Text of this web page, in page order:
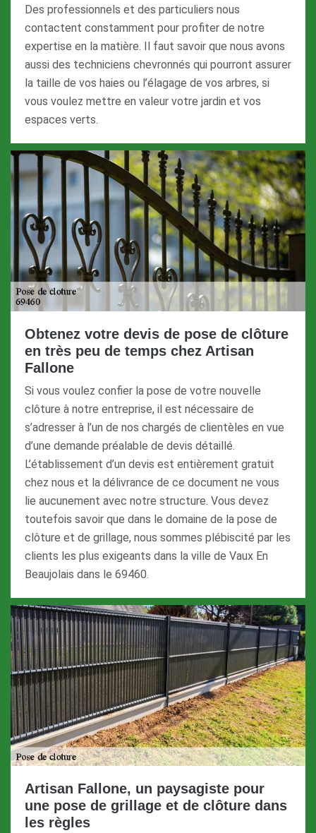
Des professionnels et des particuliers nous
contactent constamment pour profiter de notre
expertise en la matière. Il faut savoir que nous avons
aussi des techniciens chevronnés qui pourront assurer
la taille de vos haies ou l’élagage de vos arbres, si
vous voulez mettre en valeur votre jardin et vos
espaces verts.
Obtenez votre devis de pose de clôture
en très peu de temps chez Artisan
Fallone
Si vous voulez confier la pose de votre nouvelle
clôture à notre entreprise, il est nécessaire de
s’adresser à l’un de nos chargés de clientèles en vue
d’une demande préalable de devis détaillé.
L’établissement d’un devis est entièrement gratuit
chez nous et la délivrance de ce document ne vous
lie aucunement avec notre structure. Vous devez
toutefois savoir que dans le domaine de la pose de
clôture et de grillage, nous sommes plébiscité par les
clients les plus exigeants dans la ville de Vaux En
Beaujolais dans le 69460.
Artisan Fallone, un paysagiste pour
une pose de grillage et de clôture dans
les règles